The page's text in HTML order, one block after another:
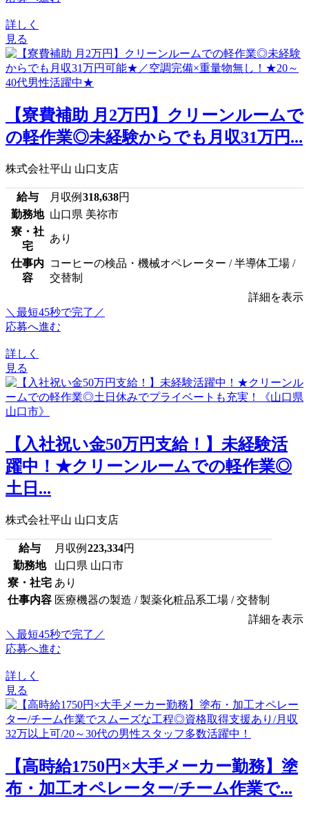
詳しく
見る
【寮費補助 月2万円】クリーンルームで
の軽作業◎未経験からでも月収31万円...
株式会社平山 山口支店
給与 月収例 318,638円
勤務地 山口県 美祢市
寮・社
宅
あり
仕事内
容
コーヒーの検品・機械オペレーター / 半導体工場 /
交替制
詳細を表示
＼最短45秒で完了／
応募へ進む
詳しく
見る
【入社祝い金50万円支給！】未経験活
躍中！★クリーンルームでの軽作業◎
土日...
株式会社平山 山口支店
給与 月収例 223,334円
勤務地
山口県 山口市
寮・社宅 あり
仕事内容 医療機器の製造 / 製薬化粧品系工場 / 交替制
詳細を表示
＼最短45秒で完了／
応募へ進む
詳しく
見る
【高時給1750円×大手メーカー勤務】塗
布・加工オペレーター/チーム作業で...